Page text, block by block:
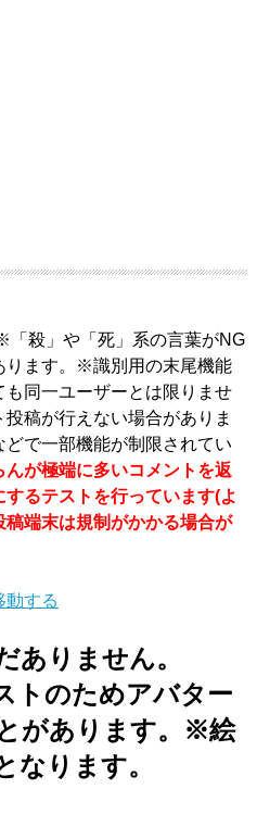
「殺」や「死」系の言葉がNG
ります。※識別用の末尾機能
同一ユーザーとは限りませ
稿が行えない場合がありま
で一部機能が制限されてい
が極端に多いコメントを返
るテストを行っています(よ
端末は規制がかかる場合が
動する
りません。
トのためアバター
があります。※絵
なります。